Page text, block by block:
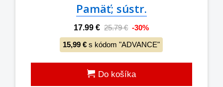
Pamäť; sústr.
17.99 € 25.79 € -30%
15,99 € s kódom "ADVANCE"
Do košíka